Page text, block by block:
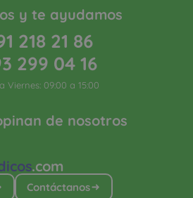
.com
Contáctanos
de nosotros
y te ayudamos
218 21 86
299 04 16
Viernes: 09:00 a 15:00